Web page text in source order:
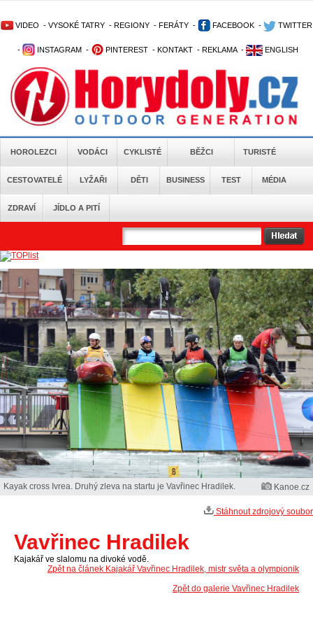
VIDEO - VYSOKÉ TATRY - REGIONY - FERÁTY - FACEBOOK - TWITTER
- INSTAGRAM - PINTEREST - KONTAKT - REKLAMA - ENGLISH
HOROLEZCI VODÁCI CYKLISTÉ BĚŽCI TURISTÉ
CESTOVATELÉ LYŽAŘI DĚTI BUSINESS TEST MÉDIA
ZDRAVÍ JÍDLO A PITÍ
Kayak cross Ivrea. Druhý zleva na startu je Vavřinec Hradilek. Kanoe.cz
Stáhnout zdrojový soubor
Vavřinec Hradilek
Kajakář ve slalomu na divoké vodě.
Zpět na článek Kajakář Vavřinec Hradilek, mistr světa a olympionik
Zpět do galerie Vavřinec Hradilek